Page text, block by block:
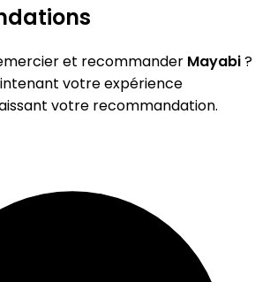
et recommander Mayabi?
votre expérience
votre recommandation.